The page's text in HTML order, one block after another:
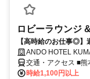
ロビーラウンジ
【高時給のお仕事◎】
ANDO HOTEL
交通・アクセス ■
■田崎橋駅から徒歩
時給1,100円以上